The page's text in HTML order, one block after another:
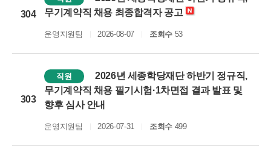
304
무기계약직 채용 최종합격자 공고
운영지원팀 2026-08-07 조회수53
303
직원
2026년 세종학당재단 하반기 정규직,
무기계약직 채용 필기시험·1차면접 결과 발표 및
향후 심사 안내
운영지원팀 2026-07-31 조회수499